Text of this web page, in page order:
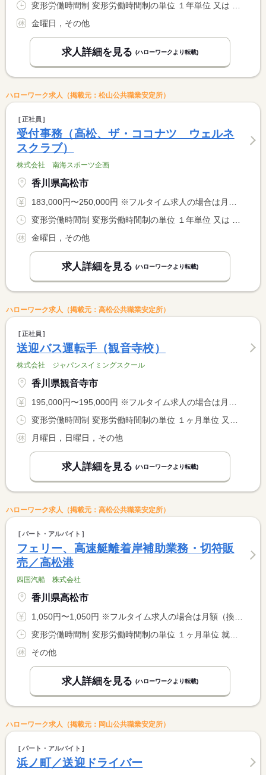
金曜日，その他
求人詳細を見る (ハローワークより転載)
ハローワーク求人（掲載元：松山公共職業安定所）
正社員
受付事務（高松、ザ・ココナツ ウェルネ
スクラブ）
株式会社 南海スポーツ企画
香川県高松市
183,000円〜250,000円 ※フルタイム求人の場合は月額（換算額）、パート求人の場合は時間額を表示しています。
金曜日，その他
求人詳細を見る (ハローワークより転載)
ハローワーク求人（掲載元：高松公共職業安定所）
正社員
送迎バス運転手（観音寺校）
株式会社 ジャパンスイミングスクール
香川県観音寺市
195,000円〜195,000円 ※フルタイム求人の場合は月額（換算額）、パート求人の場合は時間額を表示しています。
月曜日，日曜日，その他
求人詳細を見る (ハローワークより転載)
ハローワーク求人（掲載元：高松公共職業安定所）
パート・アルバイト
フェリー、高速艇離着岸補助業務・切符販
売／高松港
四国汽船 株式会社
香川県高松市
1,050円〜1,050円 ※フルタイム求人の場合は月額（換算額）、パート求人の場合は時間額を表示しています。
その他
求人詳細を見る (ハローワークより転載)
ハローワーク求人（掲載元：岡山公共職業安定所）
パート・アルバイト
浜ノ町／送迎ドライバー